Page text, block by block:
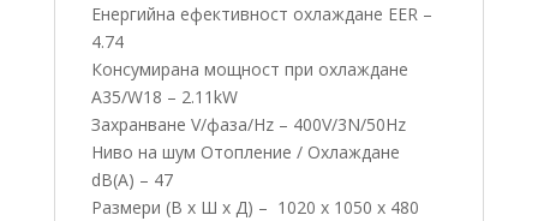
Енергийна ефективност охлаждане EER –
4.74
Консумирана мощност при охлаждане
A35/W18 – 2.11kW
Захранване V/фаза/Hz – 400V/3N/50Hz
Ниво на шум Отопление / Охлаждане
dB(A) – 47
Размери (В x Ш x Д) – 1020 x 1050 x 480